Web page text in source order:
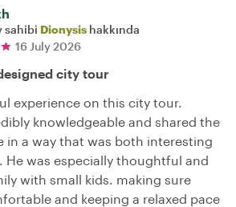
sahibi Dionysis hakkında
16 July 2026
city tour
experience on this city tour.
knowledgeable and shared the
in a way that was both interesting
He was especially thoughtful and
with small kids. making sure
and keeping a relaxed pace